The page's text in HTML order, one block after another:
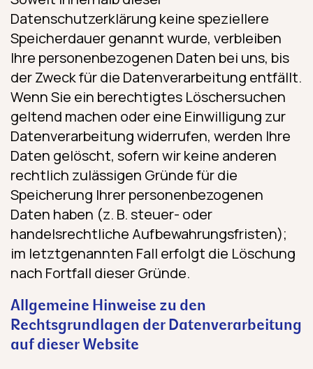
Datenschutzerklärung keine speziellere
Speicherdauer genannt wurde, verbleiben
Ihre personenbezogenen Daten bei uns, bis
der Zweck für die Datenverarbeitung entfällt.
Wenn Sie ein berechtigtes Löschersuchen
geltend machen oder eine Einwilligung zur
Datenverarbeitung widerrufen, werden Ihre
Daten gelöscht, sofern wir keine anderen
rechtlich zulässigen Gründe für die
Speicherung Ihrer personenbezogenen
Daten haben (z. B. steuer- oder
handelsrechtliche Aufbewahrungsfristen);
im letztgenannten Fall erfolgt die Löschung
nach Fortfall dieser Gründe.
Allgemeine Hinweise zu den
Rechtsgrundlagen der Datenverarbeitung
auf dieser Website